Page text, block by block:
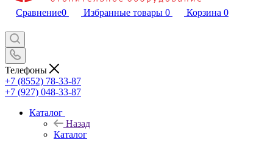
Сравнение0 Избранные товары 0 Корзина 0
Телефоны
+7 (8552) 78-33-87
+7 (927) 048-33-87
Каталог
Назад
Каталог